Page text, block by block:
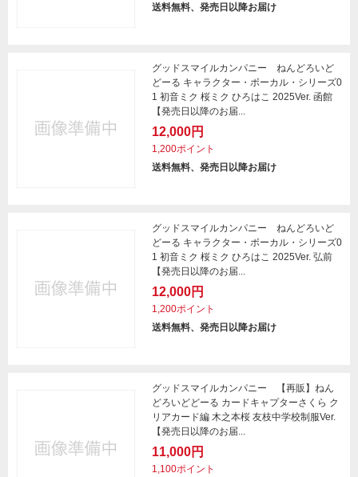
送料無料、発売日以降お届け
グッドスマイルカンパニー ねんどろいど
どーる キャラクター・ボーカル・シリーズ0
1 初音ミク 桜ミク ひろはこ 2025Ver. 函館
【発売日以降のお届...
12,000円
1,200ポイント
送料無料、発売日以降お届け
グッドスマイルカンパニー ねんどろいど
どーる キャラクター・ボーカル・シリーズ0
1 初音ミク 桜ミク ひろはこ 2025Ver. 弘前
【発売日以降のお届...
12,000円
1,200ポイント
送料無料、発売日以降お届け
グッドスマイルカンパニー 【再販】ねん
どろいどどーる カードキャプターさくら ク
リアカード編 木之本桜 友枝中学校制服Ver.
【発売日以降のお届...
11,000円
1,100ポイント